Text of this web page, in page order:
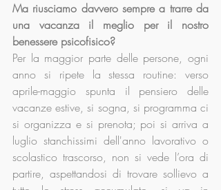
Ma riusciamo davvero sempre a trarre da
una vacanza il meglio per il nostro
benessere psicofisico?
Per la maggior parte delle persone, ogni
anno si ripete la stessa routine: verso
aprile-maggio spunta il pensiero delle
vacanze estive, si sogna, si programma ci
si organizza e si prenota; poi si arriva a
luglio stanchissimi dell'anno lavorativo o
scolastico trascorso, non si vede l’ora di
partire, aspettandosi di trovare sollievo a